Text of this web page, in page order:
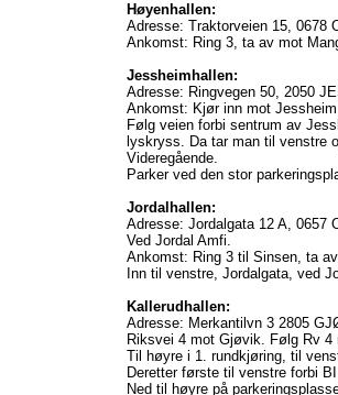
Høyenhallen:
Adresse: Traktorveien 15, 0678
Ankomst: Ring 3, ta av mot
Jessheimhallen:
Adresse: Ringvegen 50, 2050
Ankomst: Kjør inn mot
Følg veien forbi sentrum av
lyskryss. Da tar man til venstre
Videregående.
Parker ved den stor
Jordalhallen:
Adresse: Jordalgata 12 A, 0657
Ved Jordal Amfi.
Ankomst: Ring 3 til Sinsen, ta
Inn til venstre, Jordalgata, ved
Kallerudhallen:
Adresse: Merkantilvn 3 2805
Riksvei 4 mot Gjøvik. Følg Rv
Til høyre i 1. rundkjøring, til
Deretter første til venstre forbi
Ned til høyre på